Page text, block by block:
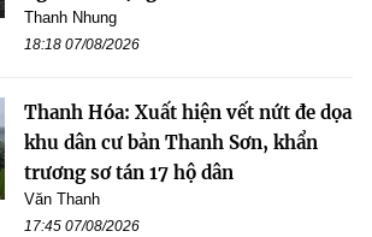
Thanh Nhung
18:18 07/08/2026
Thanh Hóa: Xuất hiện vết nứt đe dọa
khu dân cư bản Thanh Sơn, khẩn
trương sơ tán 17 hộ dân
Văn Thanh
17:45 07/08/2026